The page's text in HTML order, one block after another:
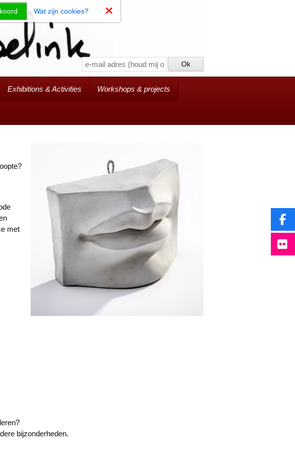
Exhibitions & Activities Workshops & projects
met
bijzonderheden.
Wat zijn cookies?